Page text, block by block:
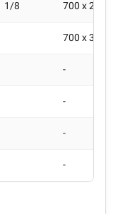
1/8 700 x 28A
700 x 35A
-
-
-
-